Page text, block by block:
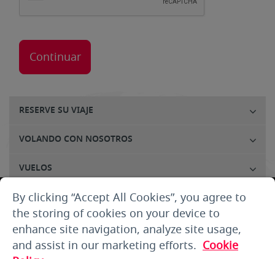
RESERVE SU VIAJE
VOLANDO CON NOSOTROS
VUELOS
SERVICIO AL CLIENTE
SOBRE NOSOTROS
THE SMALLPRINT
By clicking “Accept All Cookies”, you agree to
the storing of cookies on your device to
enhance site navigation, analyze site usage,
and assist in our marketing efforts. Cookie